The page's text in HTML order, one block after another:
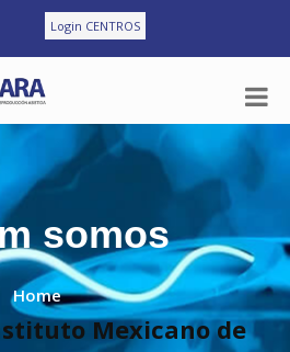
Login CENTROS
somos
Home
Mexicano de